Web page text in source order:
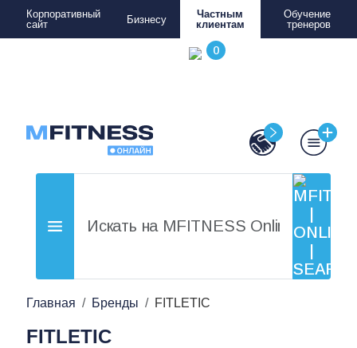
Корпоративный
сайт
Бизнесу
Частным
клиентам
Обучение
тренеров
Главная Бренды FITLETIC
FITLETIC